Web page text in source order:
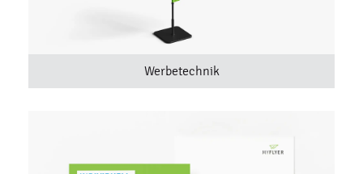
Werbetechnik